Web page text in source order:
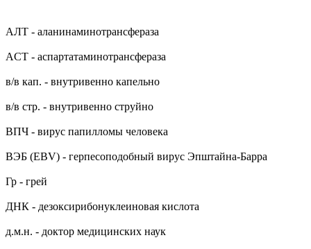
АЛТ - аланинаминотрансфераза
ACT - аспартатаминотрансфераза
в/в кап. - внутривенно капельно
в/в стр. - внутривенно струйно
ВПЧ - вирус папилломы человека
ВЭБ (EBV) - герпесоподобный вирус Эпштайна-Барра
Гр - грей
ДНК - дезоксирибонуклеиновая кислота
д.м.н. - доктор медицинских наук